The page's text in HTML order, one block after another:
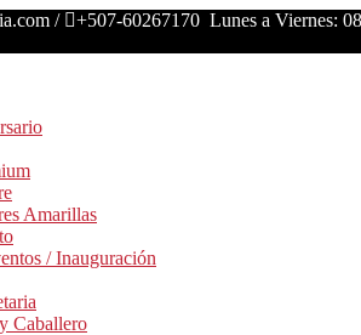
/ +507-60267170 Lunes a Viernes:
Amarillas
/ Inauguración
Caballero